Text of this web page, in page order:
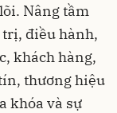
Nâng tầm
trị, điều hành,
khách hàng,
thương hiệu
khóa và sự